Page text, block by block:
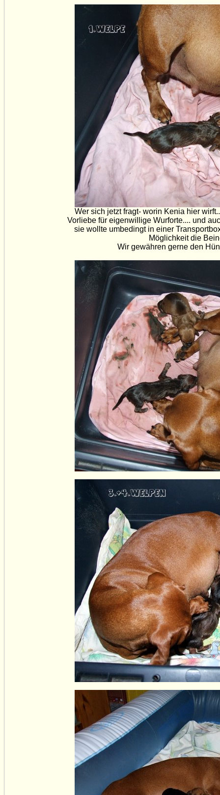
Wer sich jetzt fragt- worin Kenia hier
Vorliebe für eigenwillige Wurforte.... und
sie wollte umbedingt in einer
Möglichkeit die
Wir gewähren gerne den